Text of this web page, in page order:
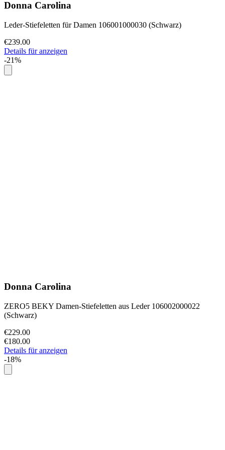
Donna Carolina
Leder-Stiefeletten für Damen 106001000030 (Schwarz)
€239.00
Details für anzeigen
-21%
Donna Carolina
ZERO5 BEKY Damen-Stiefeletten aus Leder 106002000022
(Schwarz)
€229.00
€180.00
Details für anzeigen
-18%